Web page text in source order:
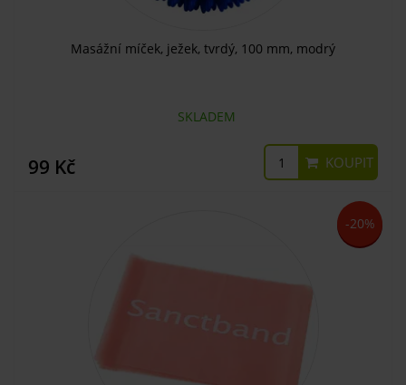
Masážní míček, ježek, tvrdý, 100 mm, modrý
SKLADEM
99 Kč KOUPIT
-20%